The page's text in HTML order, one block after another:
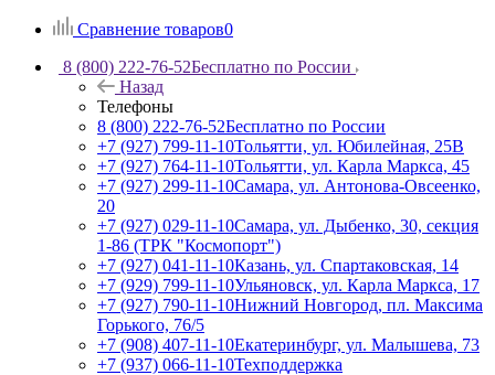
Сравнение товаров0
8 (800) 222-76-52Бесплатно по России
Назад
Телефоны
8 (800) 222-76-52Бесплатно по России
+7 (927) 799-11-10Тольятти, ул. Юбилейная, 25В
+7 (927) 764-11-10Тольятти, ул. Карла Маркса, 45
+7 (927) 299-11-10Самара, ул. Антонова-Овсеенко,
20
+7 (927) 029-11-10Самара, ул. Дыбенко, 30, секция
1-86 (ТРК "Космопорт")
+7 (927) 041-11-10Казань, ул. Спартаковская, 14
+7 (929) 799-11-10Ульяновск, ул. Карла Маркса, 17
+7 (927) 790-11-10Нижний Новгород, пл. Максима
Горького, 76/5
+7 (908) 407-11-10Екатеринбург, ул. Малышева, 73
+7 (937) 066-11-10Техподдержка